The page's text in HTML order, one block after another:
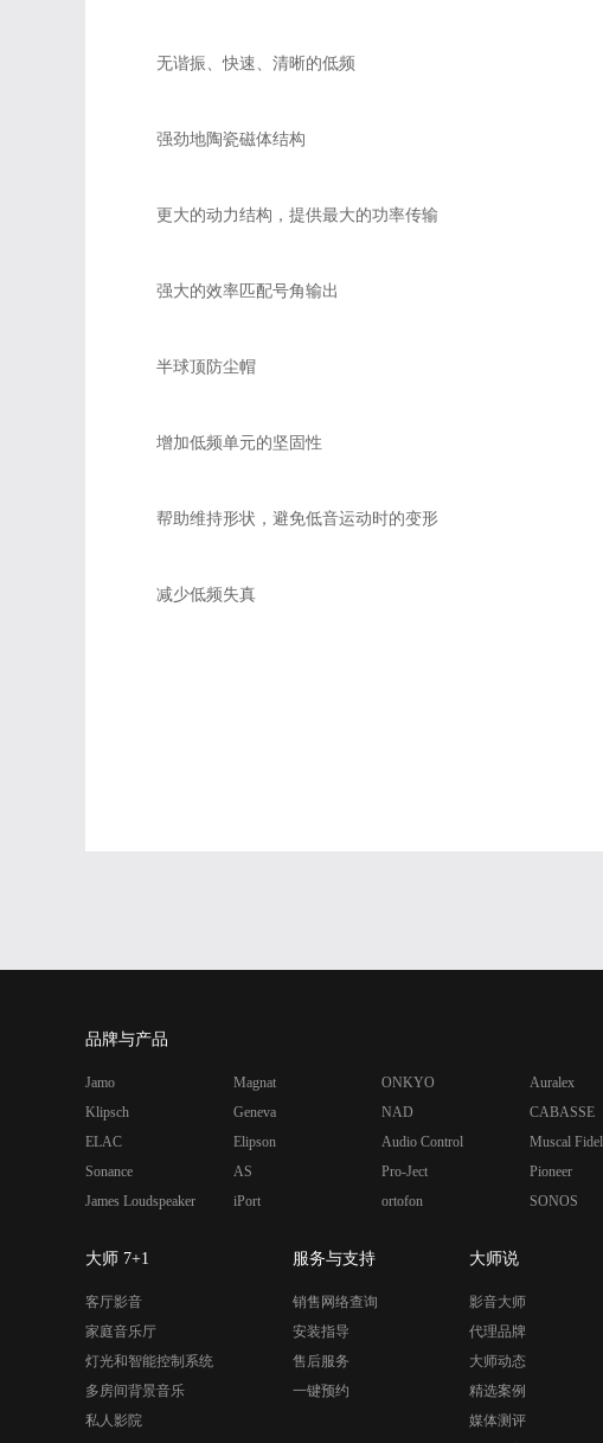
无谐振、快速、清晰的低频
强劲地陶瓷磁体结构
更大的动力结构，提供最大的功率传输
强大的效率匹配号角输出
半球顶防尘帽
增加低频单元的坚固性
帮助维持形状，避免低音运动时的变形
减少低频失真
品牌与产品
Jamo
Klipsch
ELAC
Sonance
James Loudspeaker
Magnat
Geneva
Elipson
AS
iPort
ONKYO
NAD
Audio Control
Pro-Ject
ortofon
Auralex
CABASSE
Muscal
Pioneer
SONOS
大师 7+1
客厅影音
家庭音乐厅
灯光和智能控制系统
多房间背景音乐
私人影院
服务与支持
销售网络查询
安装指导
售后服务
一键预约
大师说
影音大师
代理品牌
大师动态
精选案例
媒体测评